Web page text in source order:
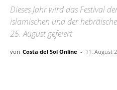
Dieses Jahr wird das Festival
islamischen und der
25. August gefeiert
von Costa del Sol Online - 11. August